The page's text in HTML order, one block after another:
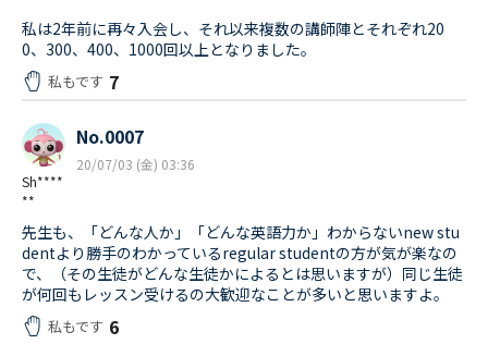
私は2年前に再々入会し、それ以来複数の講師陣とそれぞれ20
0、300、400、1000回以上となりました。
私もです 7
Sh****
**
No.0007
20/07/03 (金) 03:36
先生も、「どんな人か」「どんな英語力か」わからないnew stu
dentより勝手のわかっているregular studentの方が気が楽なの
で、（その生徒がどんな生徒かによるとは思いますが）同じ生徒
が何回もレッスン受けるの大歓迎なことが多いと思いますよ。
私もです 6